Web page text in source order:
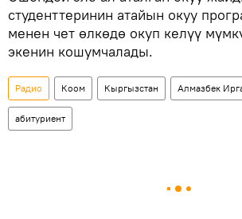
студенттеринин атайын окуу
менен чет өлкөдө окуп келүү
экенин кошумчалады.
Радио Коом Кыргызстан Алмазбек
абитуриент